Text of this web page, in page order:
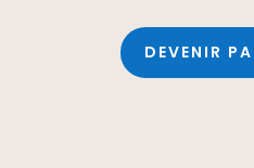
DEVENIR